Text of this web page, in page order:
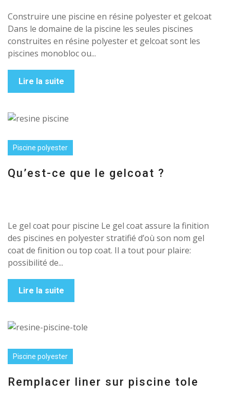
Construire une piscine en résine polyester et gelcoat
Dans le domaine de la piscine les seules piscines
construites en résine polyester et gelcoat sont les
piscines monobloc ou...
Lire la suite
Piscine polyester
Qu’est-ce que le gelcoat ?
Le gel coat pour piscine Le gel coat assure la finition
des piscines en polyester stratifié d’où son nom gel
coat de finition ou top coat. Il a tout pour plaire:
possibilité de...
Lire la suite
Piscine polyester
Remplacer liner sur piscine tole